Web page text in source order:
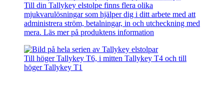
Till din Tallykey elstolpe finns flera olika
mjukvarulösningar som hjälper dig i ditt arbete med att
administrera ström, betalningar, in och utcheckning med
mera. Läs mer på produktens information
Till höger Tallykey T6, i mitten Tallykey T4 och till
höger Tallykey T1